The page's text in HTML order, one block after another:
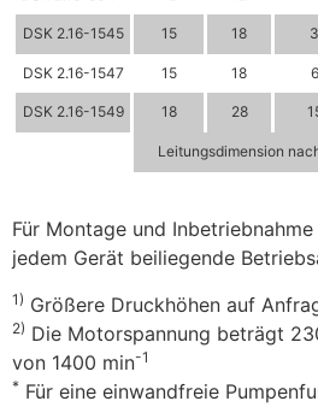
DSK 2.16-1545 15 18
DSK 2.16-1547 15 18
DSK 2.16-1549 18 28
Leitungsdimension
Für Montage und
jedem Gerät beiliegende
1) Größere Druckhöhen auf
2) Die Motorspannung beträgt
von 1400 min-1
* Für eine einwandfreie